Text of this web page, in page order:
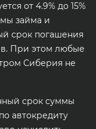
от 4.9% до 15%
займа и
срок погашения
При этом любые
Сиберия не
срок суммы
автокредиту